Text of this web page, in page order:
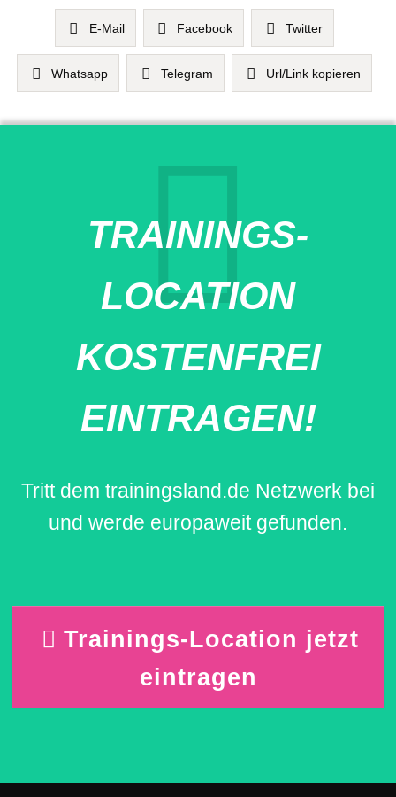
E-Mail Facebook Twitter
Whatsapp Telegram Url/Link kopieren
TRAININGS-
LOCATION
KOSTENFREI
EINTRAGEN!
Tritt dem trainingsland.de Netzwerk bei
und werde europaweit gefunden.
Trainings-Location jetzt
eintragen